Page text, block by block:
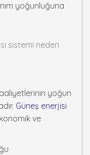
yoğunluğuna
sistemi neden
yoğun
Güneş enerjisi
ve